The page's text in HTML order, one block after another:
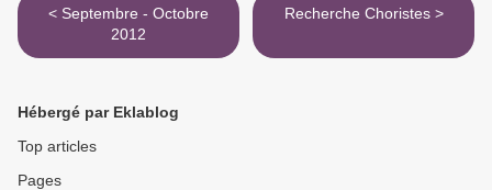
< Septembre - Octobre
2012
Recherche Choristes >
Hébergé par Eklablog
Top articles
Pages